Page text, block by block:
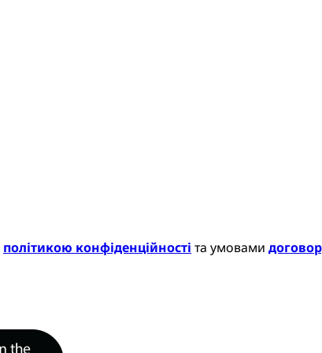
політикою конфіденційності та умовами